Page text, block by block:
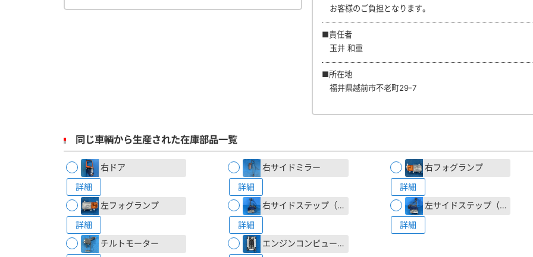
お客様のご負担となります。
■責任者
玉井 和重
■所在地
福井県越前市不老町29-7
同じ車輌から生産された在庫部品一覧
右ドア
詳細
右サイドミラー
詳細
右フォグランプ
詳細
左フォグランプ
詳細
右サイドステップ（1st）
詳細
左サイドステップ（1st）
詳細
チルトモーター
エンジンコンピューター